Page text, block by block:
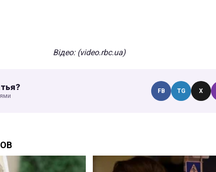
Відео: (video.rbc.ua)
FB TG X